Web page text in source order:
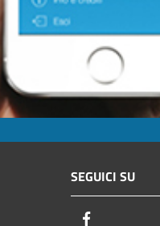
SEGUICI SU